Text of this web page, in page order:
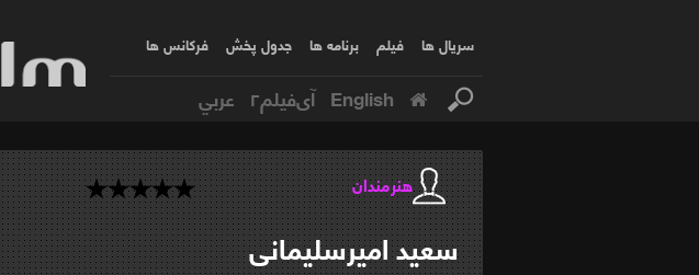
سریال ها فیلم برنامه ها جدول پخش فرکانس ها
English آی‌فیلم۲ عربي
هنرمندان
سعیدامیرسلیمانی